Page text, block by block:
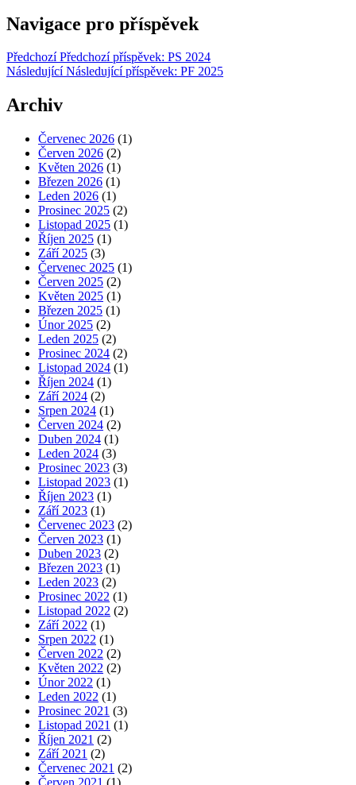
Navigace pro příspěvek
Předchozí Předchozí příspěvek: PS 2024
Následující Následující příspěvek: PF 2025
Archiv
Červenec 2026 (1)
Červen 2026 (2)
Květen 2026 (1)
Březen 2026 (1)
Leden 2026 (1)
Prosinec 2025 (2)
Listopad 2025 (1)
Říjen 2025 (1)
Září 2025 (3)
Červenec 2025 (1)
Červen 2025 (2)
Květen 2025 (1)
Březen 2025 (1)
Únor 2025 (2)
Leden 2025 (2)
Prosinec 2024 (2)
Listopad 2024 (1)
Říjen 2024 (1)
Září 2024 (2)
Srpen 2024 (1)
Červen 2024 (2)
Duben 2024 (1)
Leden 2024 (3)
Prosinec 2023 (3)
Listopad 2023 (1)
Říjen 2023 (1)
Září 2023 (1)
Červenec 2023 (2)
Červen 2023 (1)
Duben 2023 (2)
Březen 2023 (1)
Leden 2023 (2)
Prosinec 2022 (1)
Listopad 2022 (2)
Září 2022 (1)
Srpen 2022 (1)
Červen 2022 (2)
Květen 2022 (2)
Únor 2022 (1)
Leden 2022 (1)
Prosinec 2021 (3)
Listopad 2021 (1)
Říjen 2021 (2)
Září 2021 (2)
Červenec 2021 (2)